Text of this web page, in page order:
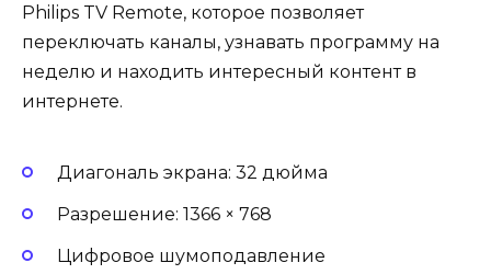
Philips TV Remote, которое позволяет
переключать каналы, узнавать программу на
неделю и находить интересный контент в
интернете.
Диагональ экрана: 32 дюйма
Разрешение: 1366 × 768
Цифровое шумоподавление